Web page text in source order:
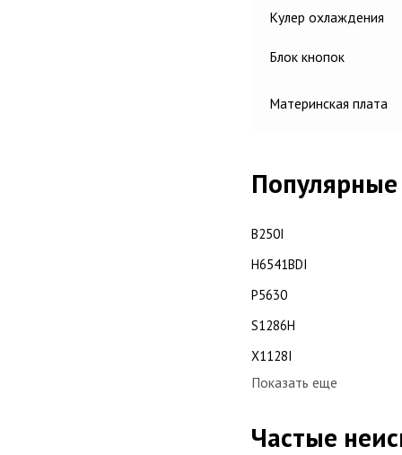
Кулер охлаждения
Блок кнопок
Материнская плата
B250I
H6541BDI
P5630
S1286H
X1128I
Показать еще
Частые